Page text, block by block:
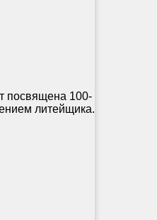
посвящена 100-
литейщика.